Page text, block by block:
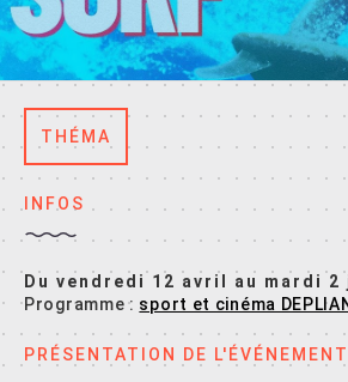
THÉMA
INFOS
Du vendredi 12 avril au mardi
Programme : sport et cinéma
PRÉSENTATION DE L'ÉVÉNEMENT